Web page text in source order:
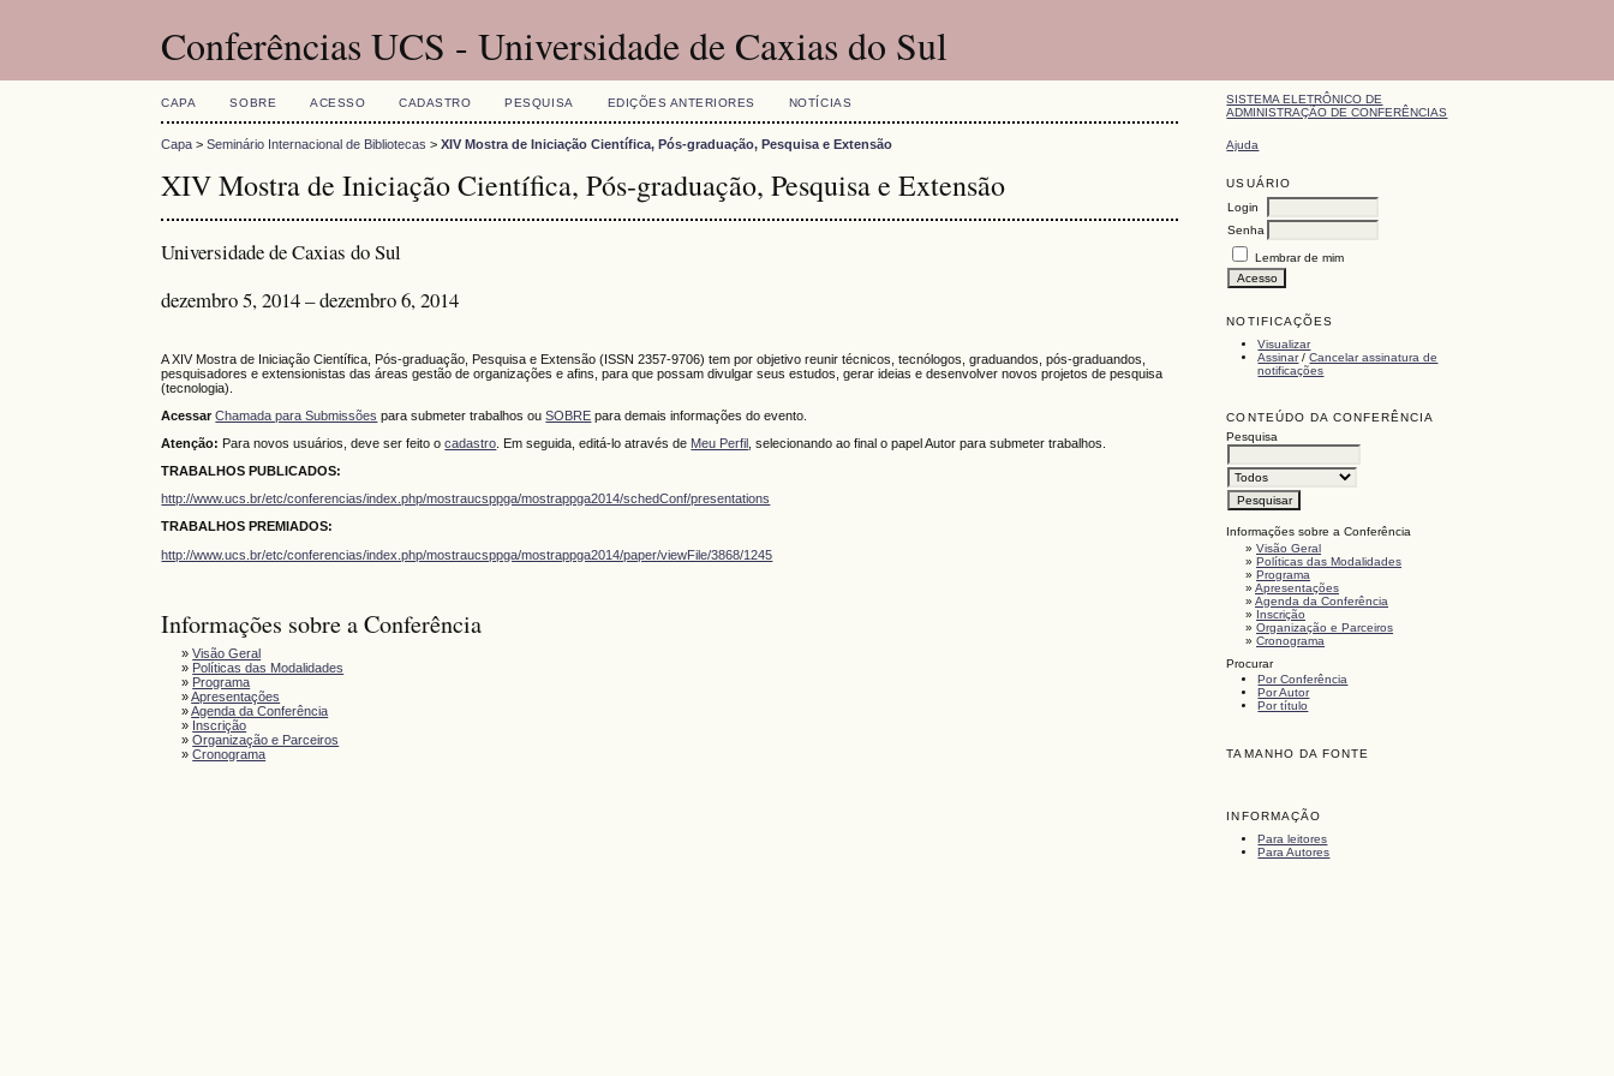
Conferências UCS - Universidade de Caxias do Sul
SISTEMA ELETRÔNICO DE
ADMINISTRAÇÃO DE CONFERÊNCIAS
Ajuda
USUÁRIO
Login
Senha
Lembrar de mim
NOTIFICAÇÕES
Visualizar
Assinar/Cancelar assinatura de
notificações
CONTEÚDO DA CONFERÊNCIA
Pesquisa
Informações sobre a Conferência
»Visão Geral
»Políticas das Modalidades
»Programa
»Apresentações
»Agenda da Conferência
» Inscrição
»Organização e Parceiros
»Cronograma
Procurar
Por Conferência
Por Autor
Por título
TAMANHO DA FONTE
INFORMAÇÃO
Para leitores
Para Autores
CAPA SOBRE ACESSO CADASTRO PESQUISA EDIÇÕES ANTERIORES NOTÍCIAS
Capa >Seminário Internacional de Bibliotecas >XIV Mostra de Iniciação Científica, Pós-graduação, Pesquisa e Extensão
XIV Mostra de Iniciação Científica, Pós-graduação, Pesquisa e Extensão
Universidade de Caxias do Sul
dezembro 5, 2014 – dezembro 6, 2014
A XIV Mostra de Iniciação Científica, Pós-graduação, Pesquisa e Extensão (ISSN2357-9706) tem por objetivo reunir técnicos, tecnólogos, graduandos, pós-graduandos,
pesquisadores e extensionistas das áreas gestão de organizações e afins, para que possam divulgar seus estudos, gerar ideias e desenvolver novos projetos de pesquisa
(tecnologia).
AcessarChamada para Submissões para submeter trabalhos ouSOBRE para demais informações do evento.
Atenção: Para novos usuários, deve ser feito ocadastro . Em seguida, editá-lo através de Meu Perfil , selecionando ao final o papel Autor para submeter trabalhos.
TRABALHOS PUBLICADOS:
http://www.ucs.br/etc/conferencias/index.php/mostraucsppga/mostrappga2014/schedConf/presentations
TRABALHOS PREMIADOS:
http://www.ucs.br/etc/conferencias/index.php/mostraucsppga/mostrappga2014/paper/viewFile/3868/1245
Informações sobre a Conferência
»Visão Geral
» Políticas das Modalidades
» Programa
»Apresentações
»Agenda da Conferência
» Inscrição
»Organização e Parceiros
»Cronograma